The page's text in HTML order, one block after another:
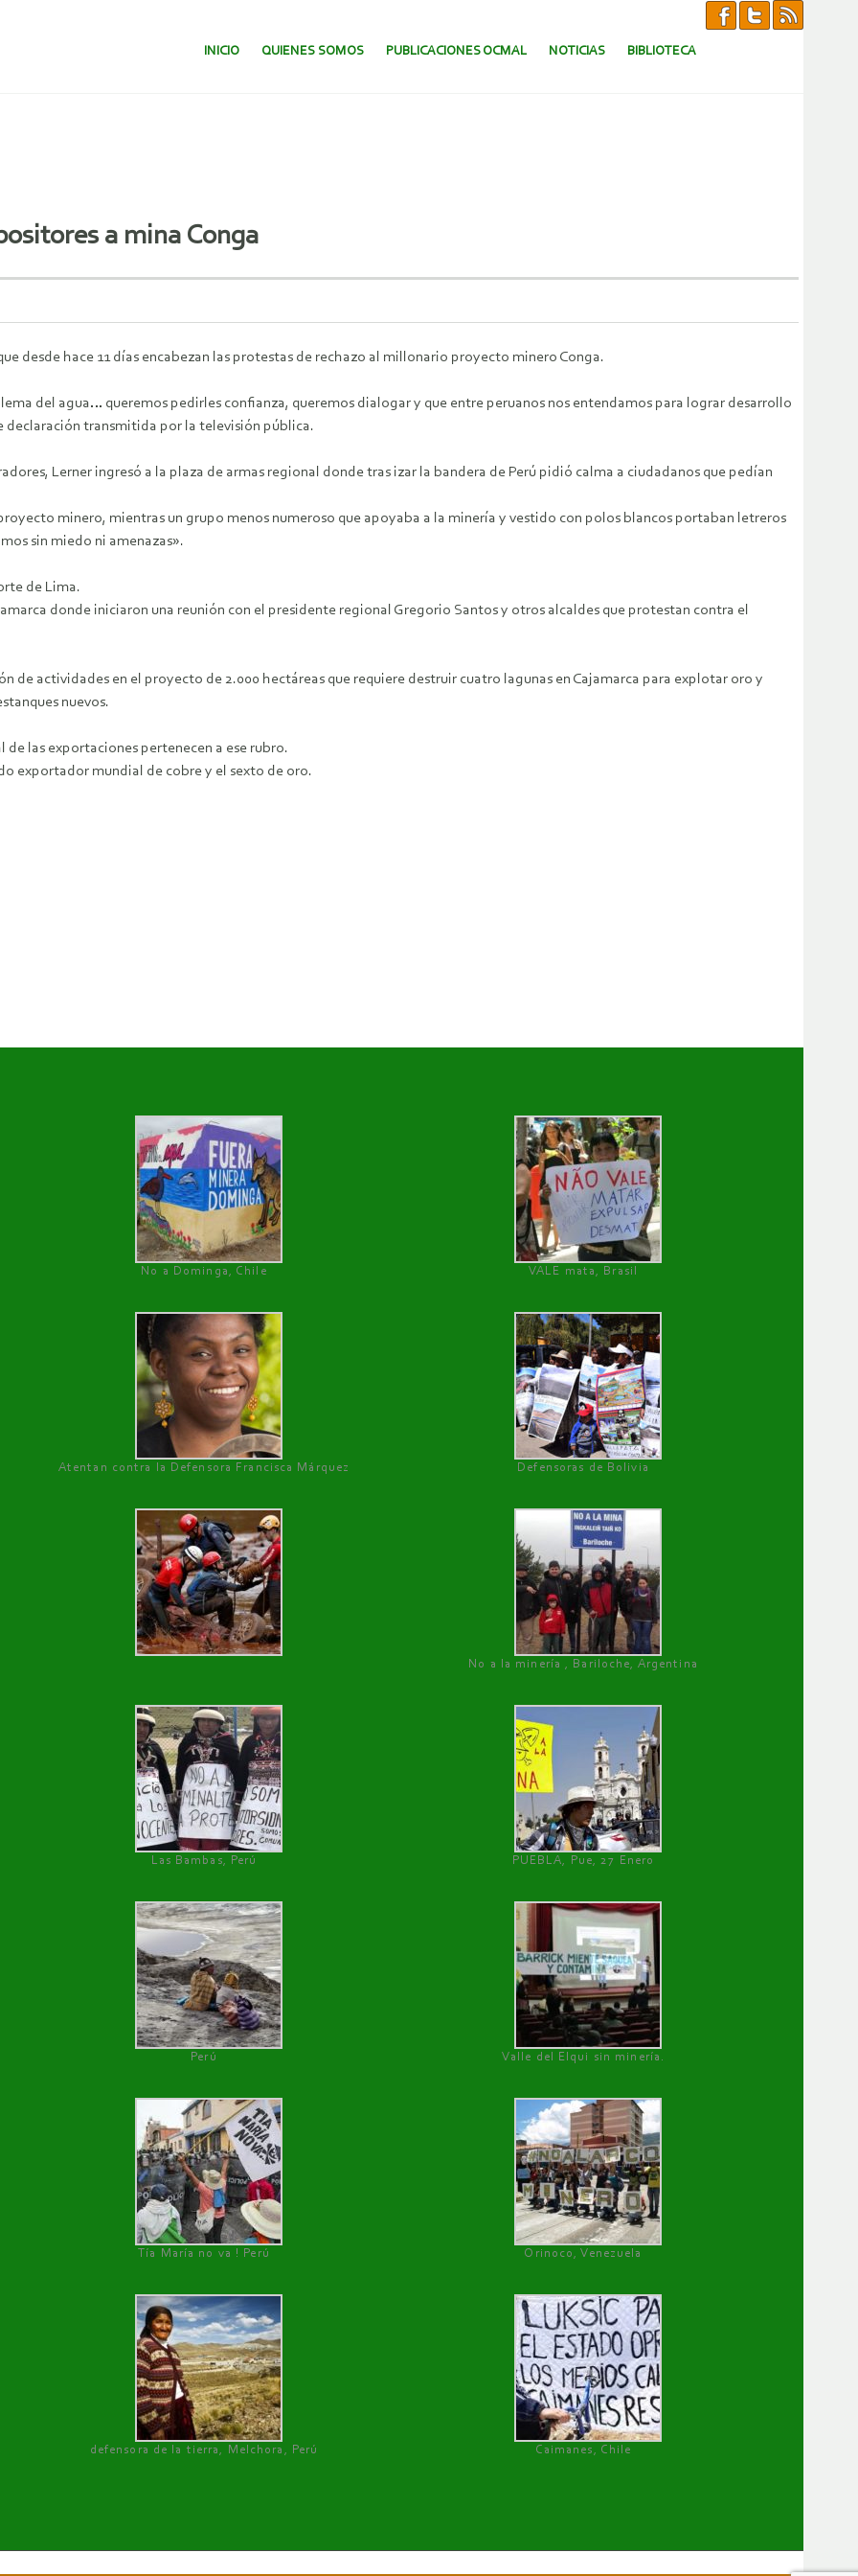
SALTAR AL CONTENIDO.
INICIO QUIENES SOMOS PUBLICACIONES OCMAL NOTICIAS BIBLIOTECA
a mina Conga
desde hace 11 días encabezan las protestas de rechazo al millonario proyecto minero Conga.
del agua… queremos pedirles confianza, queremos dialogar y que entre peruanos nos entendamos para lograr desarrollo
declaración transmitida por la televisión pública.
Lerner ingresó a la plaza de armas regional donde tras izar la bandera de Perú pidió calma a ciudadanos que pedían
minero, mientras un grupo menos numeroso que apoyaba a la minería y vestido con polos blancos portaban letreros
sin miedo ni amenazas».
de Lima.
donde iniciaron una reunión con el presidente regional Gregorio Santos y otros alcaldes que protestan contra el
de actividades en el proyecto de 2.000 hectáreas que requiere destruir cuatro lagunas en Cajamarca para explotar oro y
nuevos.
las exportaciones pertenecen a ese rubro.
exportador mundial de cobre y el sexto de oro.
No a Dominga, Chile
VALE mata, Brasil
Atentan contra la Defensora Francisca Márquez Defensoras de Bolivia
No a la minería , Bariloche, Argentina
Las Bambas, Perú PUEBLA, Pue, 27 Enero
Perú Valle del Elqui sin minería.
Tía María no va ! Perú Orinoco, Venezuela
defensora de la tierra, Melchora, Perú Caimanes, Chile